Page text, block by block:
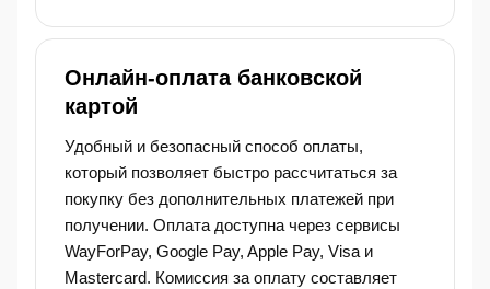
Онлайн-оплата банковской
картой
Удобный и безопасный способ оплаты,
который позволяет быстро рассчитаться за
покупку без дополнительных платежей при
получении. Оплата доступна через сервисы
WayForPay, Google Pay, Apple Pay, Visa и
Mastercard. Комиссия за оплату составляет